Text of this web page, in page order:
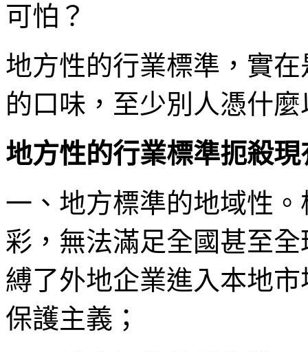
可怕？
地方性的行業標準，實
的口味，至少別人憑什
地方性的行業標準扼殺
一、地方標準的地域性
彩，無法滿足全國甚至
縛了外地企業進入本地
保護主義；